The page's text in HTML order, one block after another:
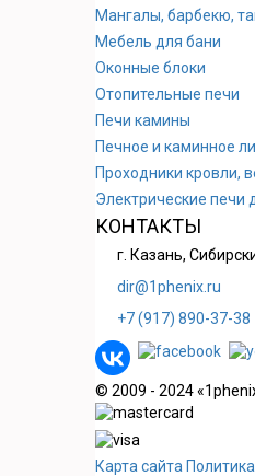
Мангалы, барбекю,
Мебель для бани
Оконные блоки
Отопительные печи
Печи камины
Печное и каминное
Проходники кровли,
Электрические печи
КОНТАКТЫ
г. Казань,
dir@1phenix.ru
+7 (917) 890-37-38
© 2009 - 2024
Карта сайта